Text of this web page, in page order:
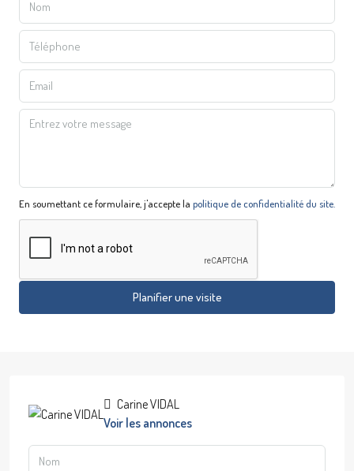
En soumettant ce formulaire, j'accepte la politique de confidentialité du site.
Planifier une visite
Carine VIDAL
Voir les annonces